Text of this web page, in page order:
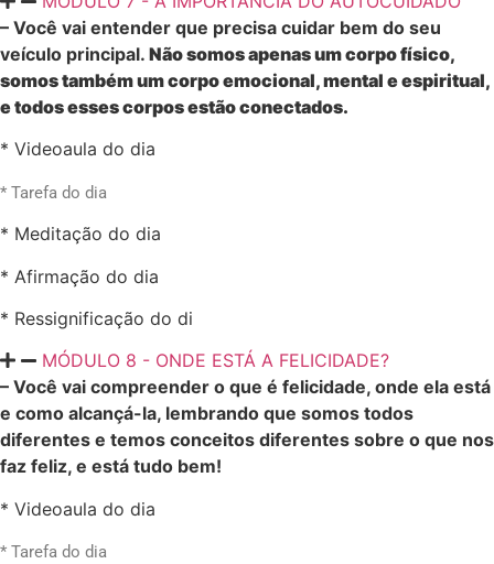
– Você vai entender que precisa cuidar bem do seu
veículo principal. Não somos apenas um corpo físico,
somos também um corpo emocional, mental e espiritual,
e todos esses corpos estão conectados.
* Videoaula do dia
* Tarefa do dia
* Meditação do dia
* Afirmação do dia
* Ressignificação do di
MÓDULO 8 - ONDE ESTÁ A FELICIDADE?
– Você vai compreender o que é felicidade, onde ela está
e como alcançá-la, lembrando que somos todos
diferentes e temos conceitos diferentes sobre o que nos
faz feliz, e está tudo bem!
* Videoaula do dia
* Tarefa do dia